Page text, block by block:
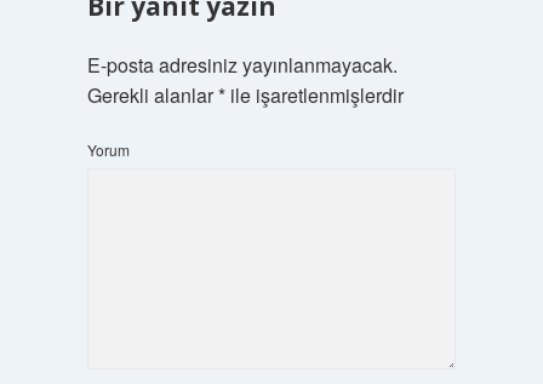
E-posta adresiniz yayınlanmayacak.
Gerekli alanlar*ile işaretlenmişlerdir
Yorum